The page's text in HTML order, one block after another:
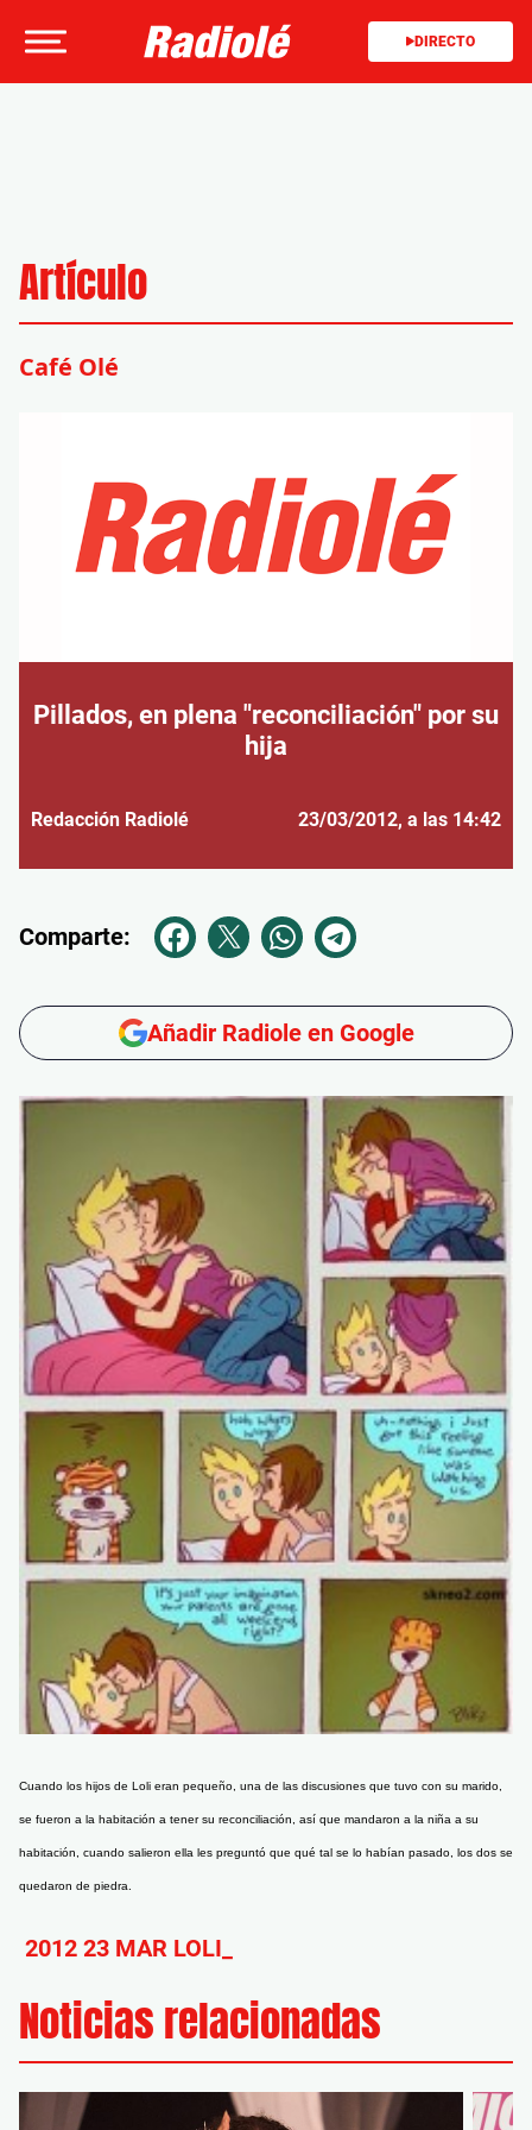
DIRECTO
Artículo
Café Olé
Pillados, en plena "reconciliación" por su
hija
Redacción Radiolé 23/03/2012, a las 14:42
Comparte:
Añadir Radiole en Google
Cuando los hijos de Loli eran pequeño, una de las discusiones que tuvo con su marido,
se fueron a la habitación a tener su reconciliación, así que mandaron a la niña a su
habitación, cuando salieron ella les preguntó que qué tal se lo habían pasado, los dos se
quedaron de piedra.
2012 23 MAR LOLI_
Noticias relacionadas